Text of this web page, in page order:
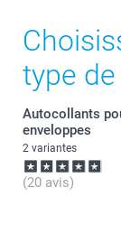
type
Autocollants
enveloppes
2 variantes
(20 avis)